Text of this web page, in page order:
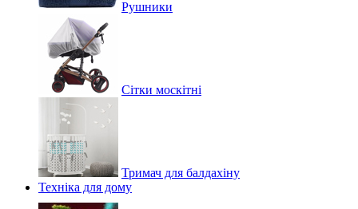
Рушники
Сітки москітні
Тримач для балдахіну
Техніка для дому